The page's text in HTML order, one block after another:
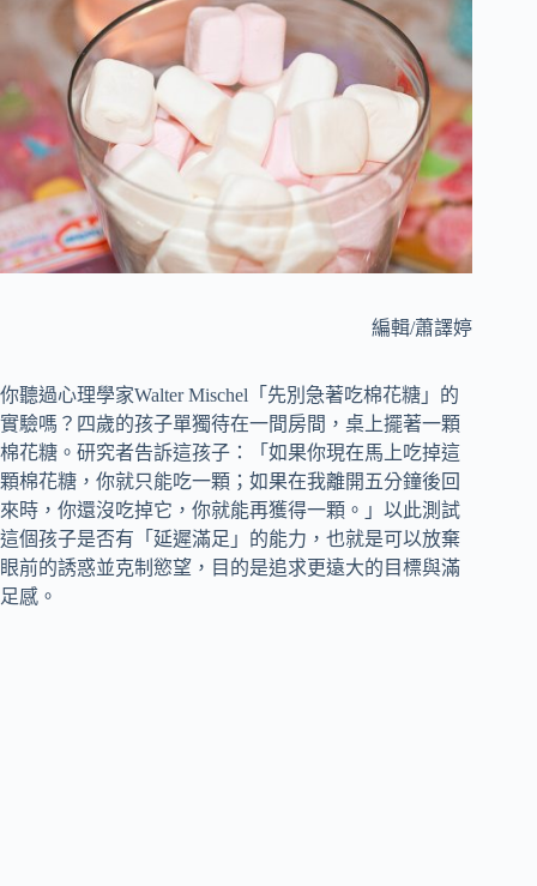
編輯/蕭譯婷
你聽過心理學家Walter Mischel「先別急著吃棉花糖」的
實驗嗎？四歲的孩子單獨待在一間房間，桌上擺著一顆
棉花糖。研究者告訴這孩子：「如果你現在馬上吃掉這
顆棉花糖，你就只能吃一顆；如果在我離開五分鐘後回
來時，你還沒吃掉它，你就能再獲得一顆。」以此測試
這個孩子是否有「延遲滿足」的能力，也就是可以放棄
眼前的誘惑並克制慾望，目的是追求更遠大的目標與滿
足感。